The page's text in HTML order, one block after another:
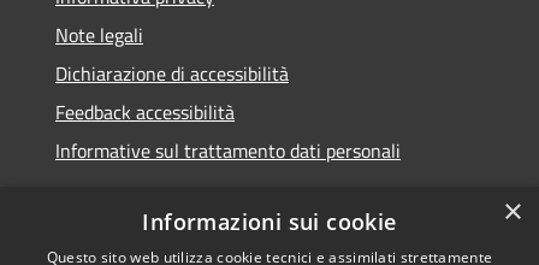
Note legali
Dichiarazione di accessibilità
Feedback accessibilità
Informative sul trattamento dati personali
×
Informazioni sui cookie
Questo sito web utilizza cookie tecnici e assimilati strettamente